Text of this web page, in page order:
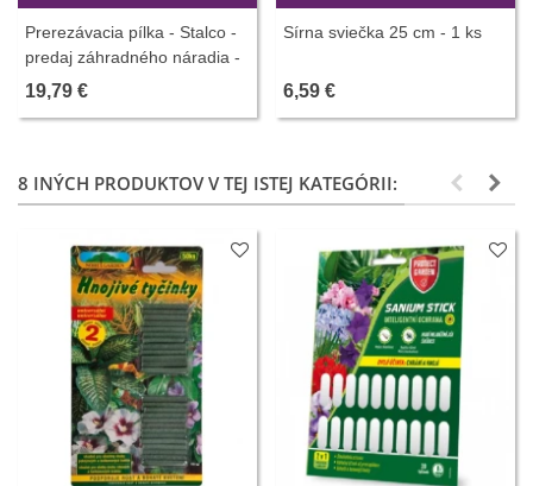
Prerezávacia pílka - Stalco -
predaj záhradného náradia -
1 ks
19,79 €
Sírna sviečka 25 cm - 1 ks
6,59 €
8 INÝCH PRODUKTOV V TEJ ISTEJ KATEGÓRII: